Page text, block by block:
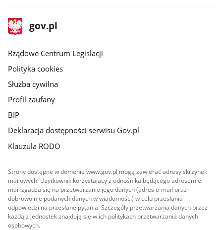
stopka
gov.plStrona
gov.pl
Rządowe Centrum Legislacji
Polityka cookies
Służba cywilna
Profil zaufany
BIP
Deklaracja dostępności serwisu Gov.pl
Klauzula RODO
Strony dostępne w domenie www.gov.pl mogą zawierać adresy skrzynek
mailowych. Użytkownik korzystający z odnośnika będącego adresem e-
mail zgadza się na przetwarzanie jego danych (adres e-mail oraz
dobrowolnie podanych danych w wiadomości) w celu przesłania
odpowiedzi na przesłane pytania. Szczegóły przetwarzania danych przez
każdą z jednostek znajdują się w ich politykach przetwarzania danych
osobowych.